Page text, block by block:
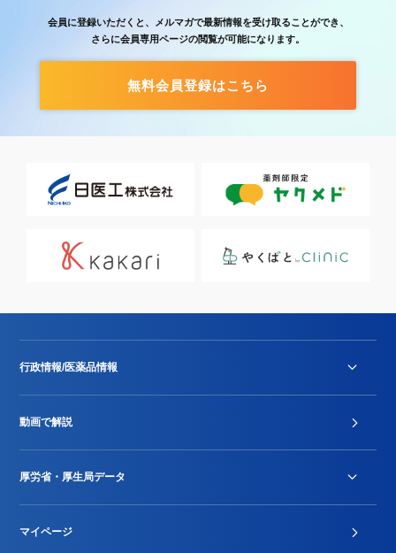
会員に登録いただくと、メルマガで最新情報を受け取ることができ、
さらに会員専用ページの閲覧が可能になります。
無料会員登録はこちら
行政情報/医薬品情報
Stu-GEレポート
動画で解説
厚労省・厚生局データ
マイページ